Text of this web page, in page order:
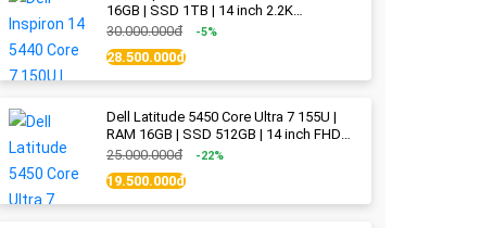
16GB | SSD 1TB | 14 inch 2.2K
(2240x1400) IPS | Ice Blue - New Fullbox
30.000.000đ -5%
28.500.000đ
Dell Latitude 5450 Core Ultra 7 155U |
RAM 16GB | SSD 512GB | 14 inch FHD
(1920x1080) IPS Like new
25.000.000đ -22%
19.500.000đ